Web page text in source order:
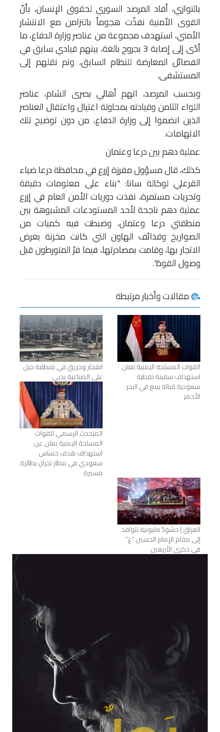
بالتوازي، أفاد المرصد السوري لحقوق الإنسان، بأنّ
القوى الأمنية نفذّت هجوماً بالتزامن مع الانتشار
الأمني، استهدف مجموعة من عناصر وزارة الدفاع، ما
أدّى إلى إصابة 3 بجروح بالغة، بينهم قيادي سابق في
الفصائل المعارضة للنظام السابق، وتم نقلهم إلى
المستشفى.
وبحسب المرصد، اتهم أهالي بصرى الشام، عناصر
اللواء الثامن وقيادته بمحاولة اغتيال واعتقال العناصر
الذين انضموا إلى وزارة الدفاع، من دون توضيح تلك
الاتهامات.
عملية دهم بين درعا وعتمان
كذلك، قال مسؤول مفرزة إزرع في محافظة درعا ضياء
القرعلي لوكالة سانا: "بناء على معلومات دقيقة
وتحريات مستمرة، نفذت دوريات الأمن العام في إزرع
عملية دهم ناجحة لأحد المستودعات المشبوهة بين
منطقتي درعا وعتمان، وضبطت فيه كميات من
الصواريخ وقذائف الهاون التي كانت مخزنة بغرض
الاتجار بها، وقامت بمصادرتها، فيما فرّ المتورطون قبل
وصول القوة".
مقالات وأخبار مرتبطة
القوات المسلحة اليمنية تعلن
استهداف سفينة نفطية
سعودية قبالة ينبع في البحر
الأحمر
انفجار وحريق في منطقة جبل
علي الصناعية بدبي
المتحدث الرسمي للقوات
المسلحة اليمنية يعلن عن
استهداف هدف حساس
سعودي في مطار نجران بطائرة
مسيرة
العراق | حشودٌ مليونية تتوافد
إلى مقام الإمام الحسين “ع”
في ذكرى الأربعين